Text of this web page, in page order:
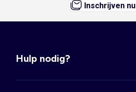
Inschrijven nu
Hulp nodig?